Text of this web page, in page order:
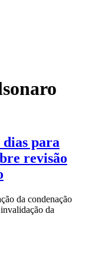
dias para
revisão
da condenação
da